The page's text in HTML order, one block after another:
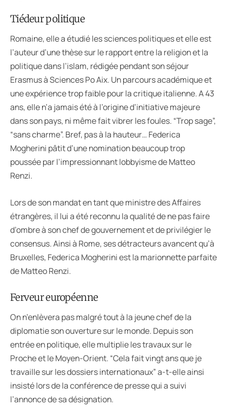
Tiédeur politique
Romaine, elle a étudié les sciences politiques et elle est
l’auteur d’une thèse sur le rapport entre la religion et la
politique dans l’islam, rédigée pendant son séjour
Erasmus à Sciences Po Aix. Un parcours académique et
une expérience trop faible pour la critique italienne. A 43
ans, elle n’a jamais été à l’origine d’initiative majeure
dans son pays, ni même fait vibrer les foules. “Trop sage”,
“sans charme”. Bref, pas à la hauteur… Federica
Mogherini pâtit d’une nomination beaucoup trop
poussée par l’impressionnant lobbyisme de Matteo
Renzi.
Lors de son mandat en tant que ministre des Affaires
étrangères, il lui a été reconnu la qualité de ne pas faire
d’ombre à son chef de gouvernement et de privilégier le
consensus. Ainsi à Rome, ses détracteurs avancent qu’à
Bruxelles, Federica Mogherini est la marionnette parfaite
de Matteo Renzi.
Ferveur européenne
On n’enlèvera pas malgré tout à la jeune chef de la
diplomatie son ouverture sur le monde. Depuis son
entrée en politique, elle multiplie les travaux sur le
Proche et le Moyen-Orient. “Cela fait vingt ans que je
travaille sur les dossiers internationaux” a-t-elle ainsi
insisté lors de la conférence de presse qui a suivi
l’annonce de sa désignation.